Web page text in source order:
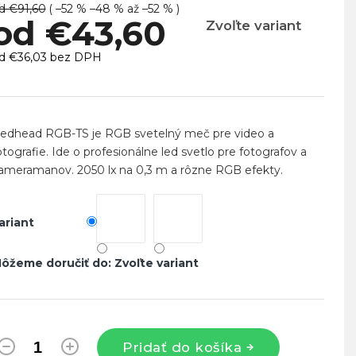
€91,60 ( –52 % –48 % až –52 % )
€43,60 Zvoľte variant
€36,03 bez DPH
doručiť do: Zvoľte variant
Pridať do košíka
RGB-TS je RGB svetelný meč pre video a
Ide o profesionálne led svetlo pre fotografov a
2050 lx na 0,3 m a rôzne RGB efekty.